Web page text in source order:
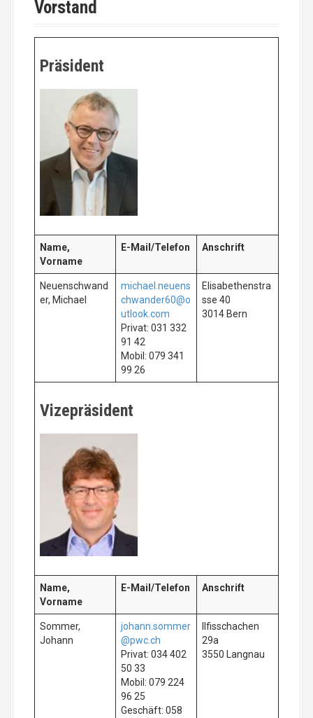
Vorstand
Präsident
Name,
Vorname
E-Mail/Telefon Anschrift
Neuenschwand
er, Michael
michael.neuens
chwander60@o
utlook.com
Privat: 031 332
91 42
Mobil: 079 341
99 26
Elisabethenstra
sse 40
3014 Bern
Vizepräsident
Name,
Vorname
E-Mail/Telefon Anschrift
Sommer,
Johann
johann.sommer
@pwc.ch
Privat: 034 402
50 33
Mobil: 079 224
96 25
Geschäft: 058
Ilfisschachen
29a
3550 Langnau